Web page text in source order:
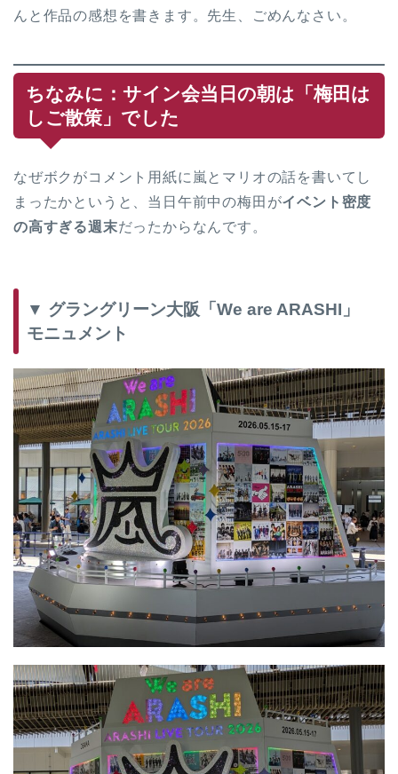
んと作品の感想を書きます。先生、ごめんなさい。
ちなみに：サイン会当日の朝は「梅田は
しご散策」でした
なぜボクがコメント用紙に嵐とマリオの話を書いてし
まったかというと、当日午前中の梅田がイベント密度
の高すぎる週末だったからなんです。
▼ グラングリーン大阪「We are ARASHI」
モニュメント